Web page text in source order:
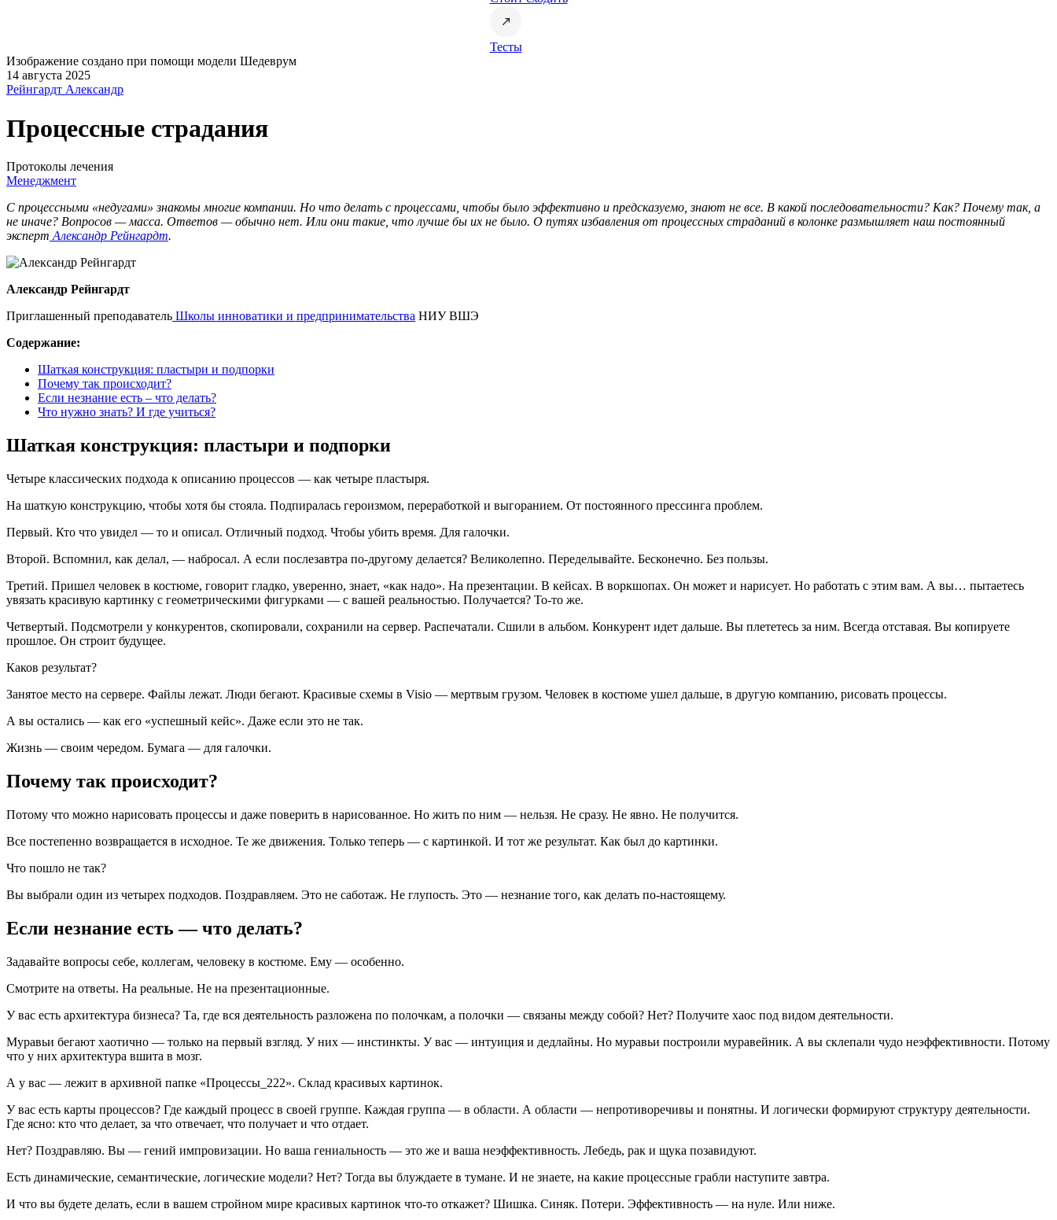
Тесты
Изображение создано при помощи модели Шедеврум
14 августа 2025
Рейнгардт Александр
Процессные страдания
Протоколы лечения
Менеджмент
С процессными «недугами» знакомы многие компании. Но что делать с процессами, чтобы было эффективно и предсказуемо, знают не все. В какой последовательности? Как? Почему так, а
не иначе? Вопросов — масса. Ответов — обычно нет. Или они такие, что лучше бы их не было. О путях избавления от процессных страданий в колонке размышляет наш постоянный
эксперт Александр Рейнгардт.
Александр Рейнгардт
Приглашенный преподаватель Школы инноватики и предпринимательства НИУ ВШЭ
Содержание:
Шаткая конструкция: пластыри и подпорки
Почему так происходит?
Если незнание есть – что делать?
Что нужно знать? И где учиться?
Шаткая конструкция: пластыри и подпорки
Четыре классических подхода к описанию процессов — как четыре пластыря.
На шаткую конструкцию, чтобы хотя бы стояла. Подпиралась героизмом, переработкой и выгоранием. От постоянного прессинга проблем.
Первый. Кто что увидел — то и описал. Отличный подход. Чтобы убить время. Для галочки.
Второй. Вспомнил, как делал, — набросал. А если послезавтра по-другому делается? Великолепно. Переделывайте. Бесконечно. Без пользы.
Третий. Пришел человек в костюме, говорит гладко, уверенно, знает, «как надо». На презентации. В кейсах. В воркшопах. Он может и нарисует. Но работать с этим вам. А вы… пытаетесь
увязать красивую картинку с геометрическими фигурками — с вашей реальностью. Получается? То-то же.
Четвертый. Подсмотрели у конкурентов, скопировали, сохранили на сервер. Распечатали. Сшили в альбом. Конкурент идет дальше. Вы плететесь за ним. Всегда отставая. Вы копируете
прошлое. Он строит будущее.
Каков результат?
Занятое место на сервере. Файлы лежат. Люди бегают. Красивые схемы в Visio — мертвым грузом. Человек в костюме ушел дальше, в другую компанию, рисовать процессы.
А вы остались — как его «успешный кейс». Даже если это не так.
Жизнь — своим чередом. Бумага — для галочки.
Почему так происходит?
Потому что можно нарисовать процессы и даже поверить в нарисованное. Но жить по ним — нельзя. Не сразу. Не явно. Не получится.
Все постепенно возвращается в исходное. Те же движения. Только теперь — с картинкой. И тот же результат. Как был до картинки.
Что пошло не так?
Вы выбрали один из четырех подходов. Поздравляем. Это не саботаж. Не глупость. Это — незнание того, как делать по-настоящему.
Если незнание есть — что делать?
Задавайте вопросы себе, коллегам, человеку в костюме. Ему — особенно.
Смотрите на ответы. На реальные. Не на презентационные.
У вас есть архитектура бизнеса? Та, где вся деятельность разложена по полочкам, а полочки — связаны между собой? Нет? Получите хаос под видом деятельности.
Муравьи бегают хаотично — только на первый взгляд. У них — инстинкты. У вас — интуиция и дедлайны. Но муравьи построили муравейник. А вы склепали чудо неэффективности. Потому
что у них архитектура вшита в мозг.
А у вас — лежит в архивной папке «Процессы_222». Склад красивых картинок.
У вас есть карты процессов? Где каждый процесс в своей группе. Каждая группа — в области. А области — непротиворечивы и понятны. И логически формируют структуру деятельности.
Где ясно: кто что делает, за что отвечает, что получает и что отдает.
Нет? Поздравляю. Вы — гений импровизации. Но ваша гениальность — это же и ваша неэффективность. Лебедь, рак и щука позавидуют.
Есть динамические, семантические, логические модели? Нет? Тогда вы блуждаете в тумане. И не знаете, на какие процессные грабли наступите завтра.
И что вы будете делать, если в вашем стройном мире красивых картинок что-то откажет? Шишка. Синяк. Потери. Эффективность — на нуле. Или ниже.